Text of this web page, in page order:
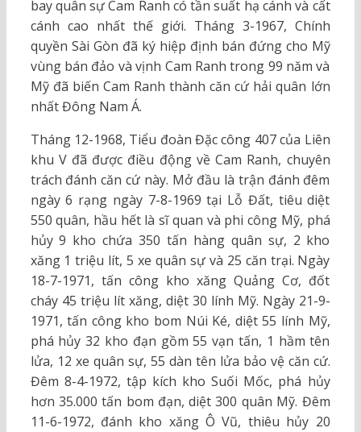
bay quân sự Cam Ranh có tần suất hạ cánh và cất
cánh cao nhất thế giới. Tháng 3-1967, Chính
quyền Sài Gòn đã ký hiệp định bán đứng cho Mỹ
vùng bán đảo và vịnh Cam Ranh trong 99 năm và
Mỹ đã biến Cam Ranh thành căn cứ hải quân lớn
nhất Đông Nam Á.
Tháng 12-1968, Tiểu đoàn Đặc công 407 của Liên
khu V đã được điều động về Cam Ranh, chuyên
trách đánh căn cứ này. Mở đầu là trận đánh đêm
ngày 6 rạng ngày 7-8-1969 tại Lỗ Đất, tiêu diệt
550 quân, hầu hết là sĩ quan và phi công Mỹ, phá
hủy 9 kho chứa 350 tấn hàng quân sự, 2 kho
xăng 1 triệu lít, 5 xe quân sự và 25 căn trại. Ngày
18-7-1971, tấn công kho xăng Quảng Cơ, đốt
cháy 45 triệu lít xăng, diệt 30 lính Mỹ. Ngày 21-9-
1971, tấn công kho bom Núi Ké, diệt 55 lính Mỹ,
phá hủy 32 kho đạn gồm 55 vạn tấn, 1 hầm tên
lửa, 12 xe quân sự, 55 dàn tên lửa bảo vệ căn cứ.
Đêm 8-4-1972, tập kích kho Suối Mốc, phá hủy
hơn 35.000 tấn bom đạn, diệt 300 quân Mỹ. Đêm
11-6-1972, đánh kho xăng Ô Vũ, thiêu hủy 20